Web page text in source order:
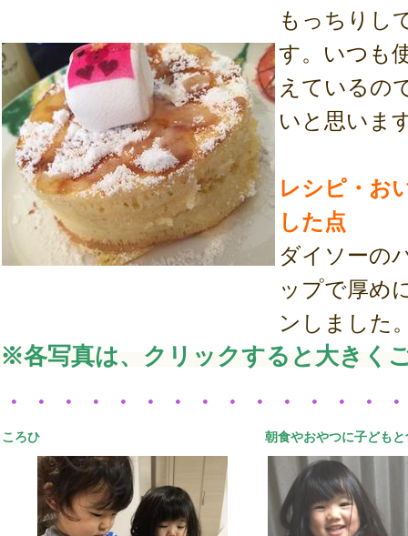
もっちりし
す。いつも
えているの
いと思いま
レシピ・お
した点
ダイソーの
ップで厚め
ンしました
※各写真は、クリックすると大きく
・・・・・・・・・・・・・・
ころひ 朝食やおやつに子ども